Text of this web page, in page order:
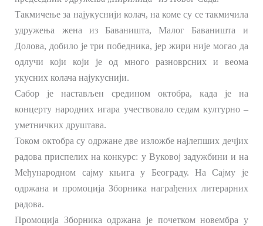
Такмичење за најукуснији колач, на коме су се такмичила
удружења жена из Баваништа, Малог Баваништа и
Долова, добило је три победника, јер жири није могао да
одлучи који који је од много разноврсних и веома
укусних колача најукуснији.
Сабор је настављен средином октобра, када је на
концерту народних игара учествовало седам културно –
уметничких друштава.
Током октобра су одржане две изложбе најлепших дечјих
радова приспелих на конкурс: у Вуковој задужбини и на
Међународном сајму књига у Београду. На Сајму је
одржана и промоција Зборника награђених литерарних
радова.
Промоција Зборника одржана је почетком новембра у